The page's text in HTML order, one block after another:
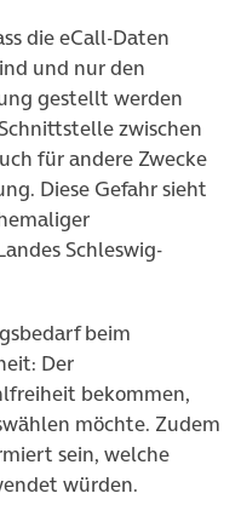
die eCall-Daten
und nur den
gestellt werden
zwischen
für andere Zwecke
Diese Gefahr sieht
in neuem Tab)
Schleswig-
beim
Der
bekommen,
möchte. Zudem
sein, welche
würden.